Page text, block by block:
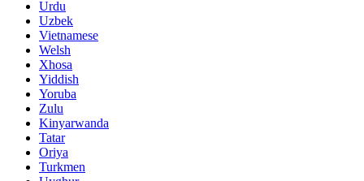
Urdu
Uzbek
Vietnamese
Welsh
Xhosa
Yiddish
Yoruba
Zulu
Kinyarwanda
Tatar
Oriya
Turkmen